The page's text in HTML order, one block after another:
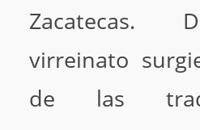
Zacatecas.
virreinato
de las